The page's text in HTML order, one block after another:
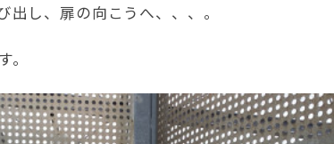
し、扉の向こうへ、、、。